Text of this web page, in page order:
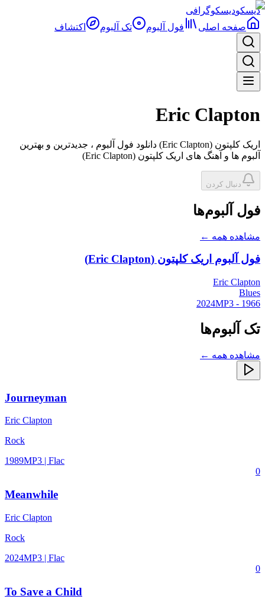
دیسکودیسکوگرافی
صفحه اصلی
فول آلبوم‌ تک آلبوم اکتشاف
Eric Clapton
اریک کلپتون (Eric Clapton) دانلود فول آلبوم ، جدیدترین و بهترین
آلبوم ها و آهنگ های اریک کلپتون (Eric Clapton)
دنبال کردن
فول آلبوم‌ها
مشاهده همه ←
فول آلبوم اریک کلپتون (Eric Clapton)
Eric Clapton
Blues
1966 - 2024
MP3
تک آلبوم‌ها
مشاهده همه ←
Journeyman
Eric Clapton
Rock
1989MP3 | Flac
0
Meanwhile
Eric Clapton
Rock
2024MP3 | Flac
0
To Save a Child